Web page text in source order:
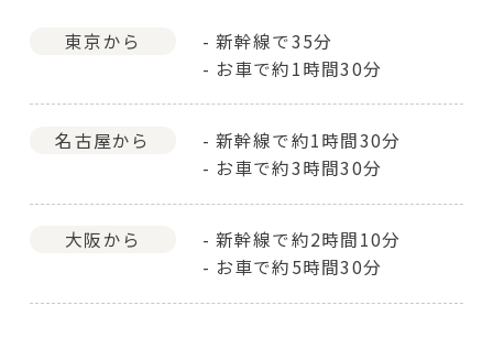
東京から
新幹線で35分
お車で約1時間30分
名古屋から
新幹線で約1時間30分
お車で約3時間30分
大阪から
新幹線で約2時間10分
お車で約5時間30分